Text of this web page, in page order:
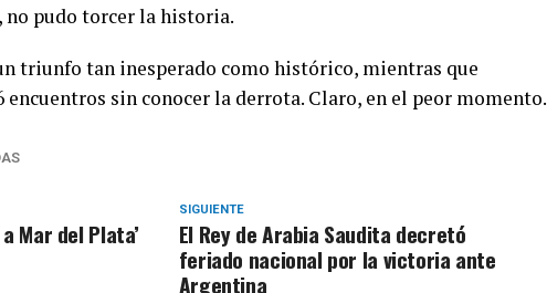
no pudo torcer la historia.
triunfo tan inesperado como histórico, mientras que
sin conocer la derrota. Claro, en el peor momento.
SIGUIENTE
El Rey de Arabia Saudita decretó
feriado nacional por la victoria ante
Argentina
Mar del Plata’